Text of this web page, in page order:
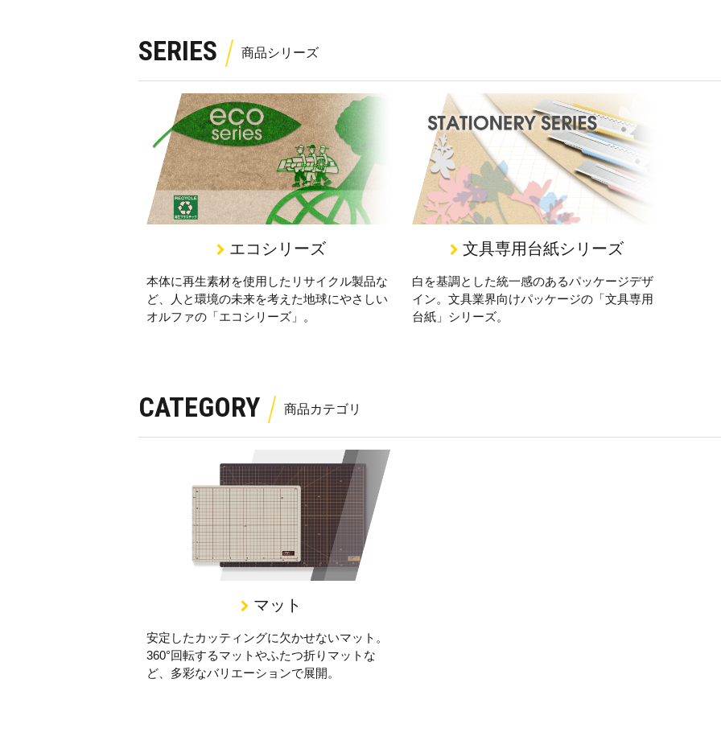
SERIES
エコシリーズ
本体に再生素材を使用したリサイクル製品な
ど、人と環境の未来を考えた地球にやさしい
オルファの「エコシリーズ」。
文具専用台紙シリーズ
白を基調とした統一感のあるパッケージデザ
イン。文具業界向けパッケージの「文具専用
台紙」シリーズ。
CATEGORY
マット
安定したカッティングに欠かせないマット。
360°回転するマットやふたつ折りマットな
ど、多彩なバリエーションで展開。